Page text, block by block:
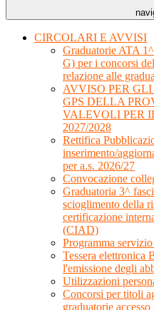
CIRCOLARI E AVVISI
Graduatorie ATA
G) per i concorsi
relazione alle
AVVISO PER
GPS DELLA
VALEVOLI PER
2027/2028
Rettifica
inserimento/
per a.s. 2026/27
Convocazione
Graduatoria 3^
scioglimento della
certificazione
(CIAD)
Programma
Tessera elettronica
l'emissione degli
Utilizzazioni
Concorsi per titoli
graduatorie